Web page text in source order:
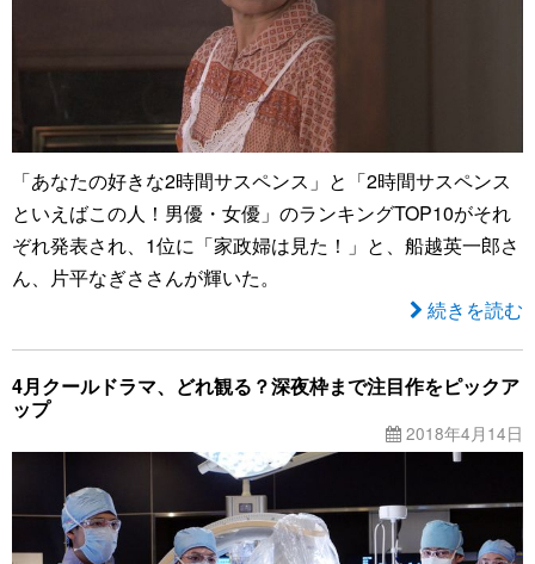
「あなたの好きな2時間サスペンス」と「2時間サスペンス
といえばこの人！男優・女優」のランキングTOP10がそれ
ぞれ発表され、1位に「家政婦は見た！」と、船越英一郎さ
ん、片平なぎささんが輝いた。
続きを読む
4月クールドラマ、どれ観る？深夜枠まで注目作をピックア
ップ
2018年4月14日